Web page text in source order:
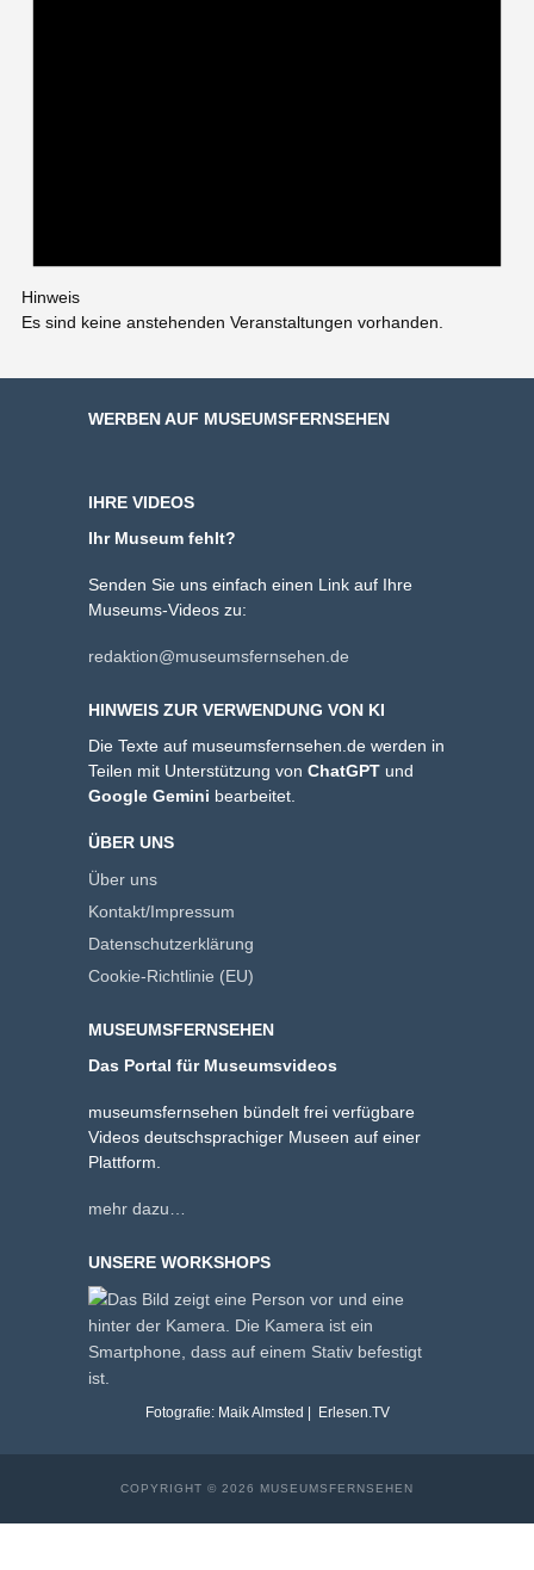
Hinweis
Es sind keine anstehenden Veranstaltungen vorhanden.
WERBEN AUF MUSEUMSFERNSEHEN
IHRE VIDEOS
Ihr Museum fehlt?
Senden Sie uns einfach einen Link auf Ihre
Museums-Videos zu:
redaktion@museumsfernsehen.de
HINWEIS ZUR VERWENDUNG VON KI
Die Texte auf museumsfernsehen.de werden in
Teilen mit Unterstützung von ChatGPT und
Google Gemini bearbeitet.
ÜBER UNS
Über uns
Kontakt/Impressum
Datenschutzerklärung
Cookie-Richtlinie (EU)
MUSEUMSFERNSEHEN
Das Portal für Museumsvideos
museumsfernsehen bündelt frei verfügbare
Videos deutschsprachiger Museen auf einer
Plattform.
mehr dazu…
UNSERE WORKSHOPS
Fotografie: Maik Almsted | Erlesen.TV
COPYRIGHT © 2026 MUSEUMSFERNSEHEN